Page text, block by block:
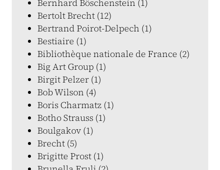
Bernhard Böschenstein (1)
Bertolt Brecht (12)
Bertrand Poirot-Delpech (1)
Bestiaire (1)
Bibliothèque nationale de France (2)
Big Art Group (1)
Birgit Pelzer (1)
Bob Wilson (4)
Boris Charmatz (1)
Botho Strauss (1)
Boulgakov (1)
Brecht (5)
Brigitte Prost (1)